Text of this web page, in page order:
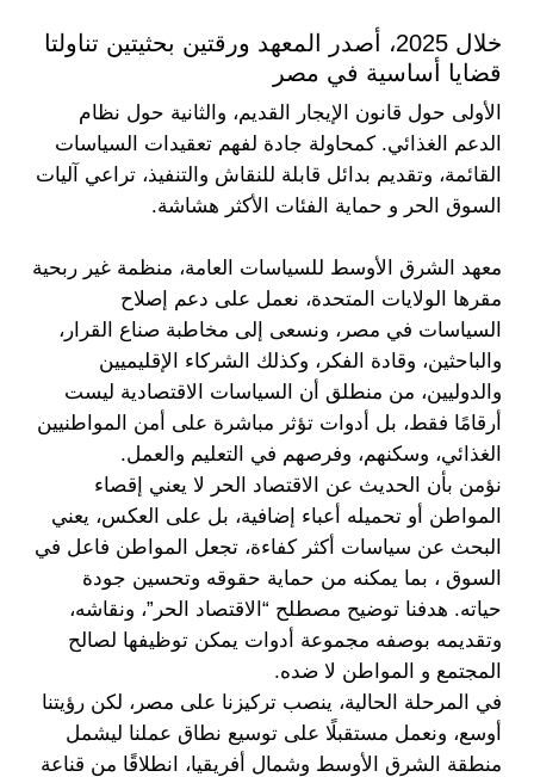
خلال 2025، أصدر المعهد ورقتين بحثيتين تناولتا
قضايا أساسية في مصر
الأولى حول قانون الإيجار القديم، والثانية حول نظام
الدعم الغذائي. كمحاولة جادة لفهم تعقيدات السياسات
القائمة، وتقديم بدائل قابلة للنقاش والتنفيذ، تراعي آليات
السوق الحر و حماية الفئات الأكثر هشاشة.
معهد الشرق الأوسط للسياسات العامة، منظمة غير ربحية
مقرها الولايات المتحدة، نعمل على دعم إصلاح
السياسات في مصر، ونسعى إلى مخاطبة صناع القرار،
والباحثين، وقادة الفكر، وكذلك الشركاء الإقليميين
والدوليين، من منطلق أن السياسات الاقتصادية ليست
أرقامًا فقط، بل أدوات تؤثر مباشرة على أمن المواطنيين
الغذائي، وسكنهم، وفرصهم في التعليم والعمل.
نؤمن بأن الحديث عن الاقتصاد الحر لا يعني إقصاء
المواطن أو تحميله أعباء إضافية، بل على العكس، يعني
البحث عن سياسات أكثر كفاءة، تجعل المواطن فاعل في
السوق ، بما يمكنه من حماية حقوقه وتحسين جودة
حياته. هدفنا توضيح مصطلح “الاقتصاد الحر”، ونقاشه،
وتقديمه بوصفه مجموعة أدوات يمكن توظيفها لصالح
المجتمع و المواطن لا ضده.
في المرحلة الحالية، ينصب تركيزنا على مصر، لكن رؤيتنا
أوسع، ونعمل مستقبلًا على توسيع نطاق عملنا ليشمل
منطقة الشرق الأوسط وشمال أفريقيا، انطلاقًا من قناعة